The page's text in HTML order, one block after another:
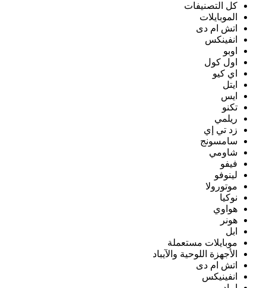
كل التصنيفات
الموبايلات
اتش ام دى
انفينكس
اوبو
اول كول
اي كيو
ايتل
ايس
تكنو
ريلمي
زد تي إي
سامسونج
شاومي
فيفو
لينوفو
موتورولا
نوكيا
هواوي
هونر
ابل
موبايلات مستعملة
الأجهزة اللوحية والآيباد
اتش ام دى
انفينيكس